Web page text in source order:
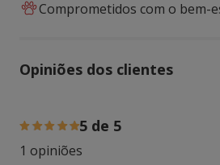
Comprometidos com o bem-
Opiniões dos clientes
5 de 5
1 opiniões